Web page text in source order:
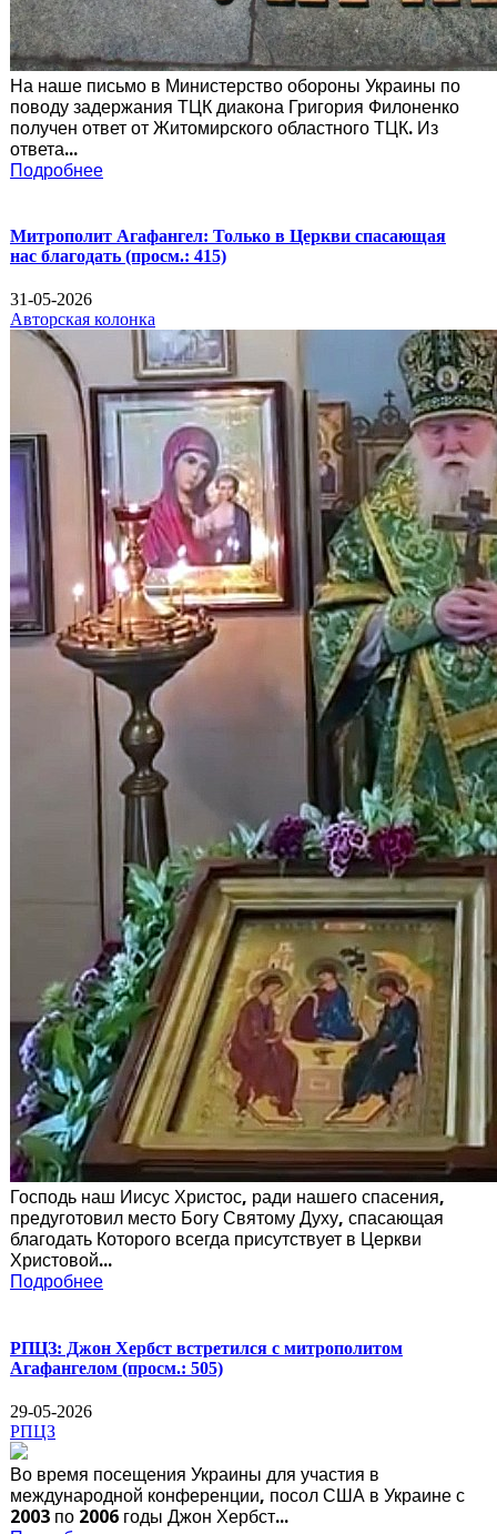
На наше письмо в Министерство обороны Украины по
поводу задержания ТЦК диакона Григория Филоненко
получен ответ от Житомирского областного ТЦК. Из
ответа...
Подробнее
Митрополит Агафангел: Только в Церкви спасающая
нас благодать (просм.: 415)
31-05-2026
Авторская колонка
Господь наш Иисус Христос, ради нашего спасения,
предуготовил место Богу Святому Духу, спасающая
благодать Которого всегда присутствует в Церкви
Христовой...
Подробнее
РПЦЗ: Джон Хербст встретился с митрополитом
Агафангелом (просм.: 505)
29-05-2026
РПЦЗ
Во время посещения Украины для участия в
международной конференции, посол США в Украине с
2003 по 2006 годы Джон Хербст...